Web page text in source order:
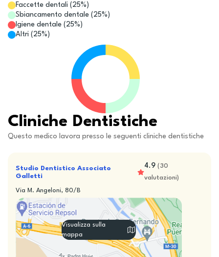
Faccette dentali ( 25%)
Sbiancamento dentale ( 25%)
Igiene dentale ( 25%)
Altri ( 25%)
Cliniche Dentistiche
Questo medico lavora presso le seguenti cliniche dentistiche
Studio Dentistico Associato
Galletti
4.9 (30
valutazioni)
Via M. Angeloni, 80/B
Visualizza sulla
mappa